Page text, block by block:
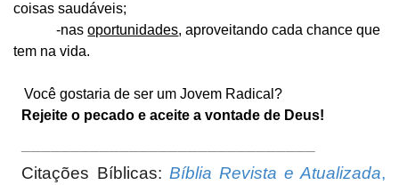
coisas saudáveis;
-nasoportunidades, aproveitando cada chance que
tem na vida.
Você gostaria de ser um Jovem Radical?
Rejeite o pecado e aceite a vontade de Deus!
Citações Bíblicas: Bíblia Revista e Atualizada,